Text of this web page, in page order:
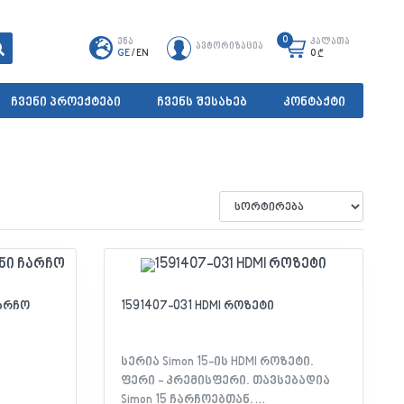
ენა
GE/EN
ავტორიზაცია
0
კალათა
0₾
ჩვენი პროექტები ჩვენს შესახებ კონტაქტი
1591407-031 HDMI როზეტი
სერია Simon 15-ის HDMI როზეტი.
ფერი - კრემისფერი. თავსებადია
Simon 15 ჩარჩოებთან.